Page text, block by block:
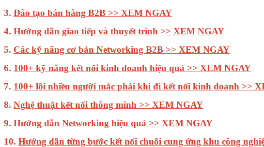
3. Đào tạo bán hàng B2B >> XEM NGAY
4. Hướng dẫn giao tiếp và thuyết trình >> XEM NGAY
5. Các kỹ năng cơ bản Networking B2B >> XEM NGAY
6. 100+ kỹ năng kết nối kinh doanh hiệu quả >> XEM NGAY
7. 100+ lỗi nhiều người mắc phải khi đi kết nối kinh doanh >>
8. Nghệ thuật kết nối thông minh >> XEM NGAY
9. Hướng dẫn Networking hiệu quả >> XEM NGAY
10. Hướng dẫn từng bước kết nối chuỗi cung ứng khu công